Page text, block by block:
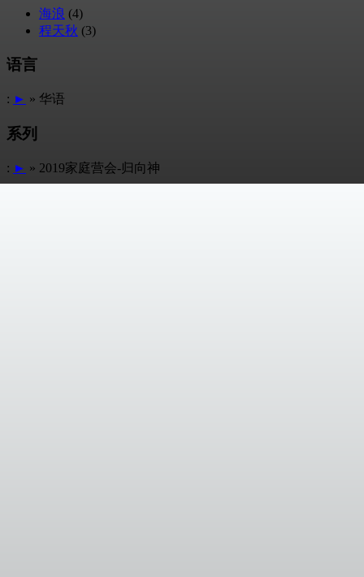
海浪 (4)
程天秋 (3)
语言
: ► » 华语
系列
: ► » 2019家庭营会-归向神